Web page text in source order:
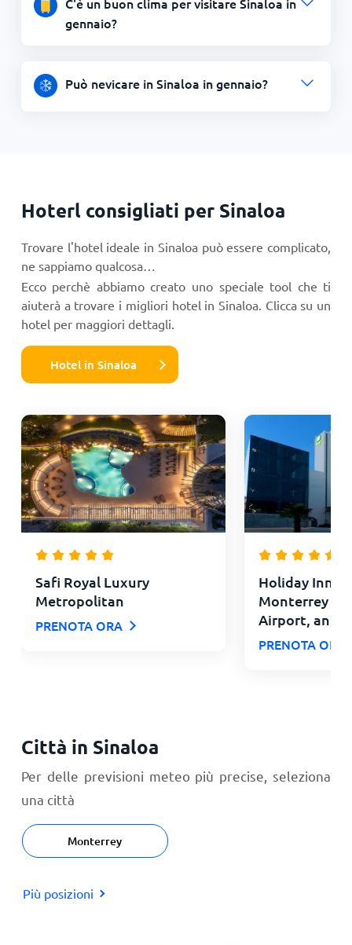
gennaio?
Può nevicare in Sinaloa in gennaio?
Hoterl consigliati per Sinaloa
Trovare l'hotel ideale in Sinaloa può essere complicato,
ne sappiamo qualcosa…
Ecco perchè abbiamo creato uno speciale tool che ti
aiuterà a trovare i migliori hotel in Sinaloa. Clicca su un
hotel per maggiori dettagli.
Hotel in Sinaloa
Safi Royal Luxury
Metropolitan
PRENOTA ORA
Holiday Inn &
Monterrey
Airport, an
PRENOTA ORA
Città in Sinaloa
Per delle previsioni meteo più precise, seleziona
una città
Monterrey
Più posizioni